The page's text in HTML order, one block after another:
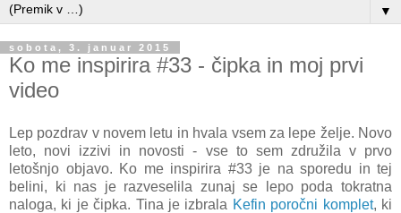
▼
sobota, 3. januar 2015
Ko me inspirira #33 - čipka in moj prvi
video
Lep pozdrav v novem letu in hvala vsem za lepe želje. Novo
leto, novi izzivi in novosti - vse to sem združila v prvo
letošnjo objavo. Ko me inspirira #33 je na sporedu in tej
belini, ki nas je razveselila zunaj se lepo poda tokratna
naloga, ki je čipka. Tina je izbrala Kefin poročni komplet, ki